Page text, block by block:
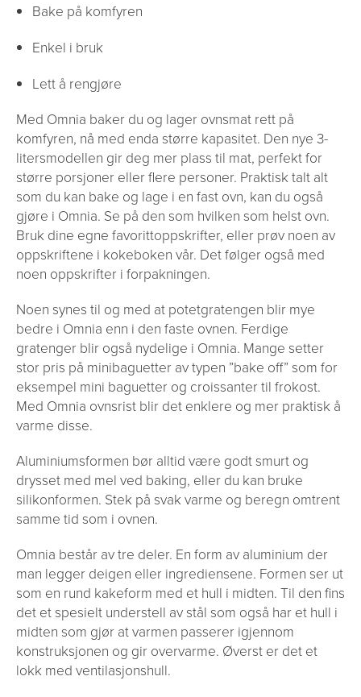
Bake på komfyren
Enkel i bruk
Lett å rengjøre
Med Omnia baker du og lager ovnsmat rett på
komfyren, nå med enda større kapasitet. Den nye 3-
litersmodellen gir deg mer plass til mat, perfekt for
større porsjoner eller flere personer. Praktisk talt alt
som du kan bake og lage i en fast ovn, kan du også
gjøre i Omnia. Se på den som hvilken som helst ovn.
Bruk dine egne favorittoppskrifter, eller prøv noen av
oppskriftene i kokeboken vår. Det følger også med
noen oppskrifter i forpakningen.
Noen synes til og med at potetgratengen blir mye
bedre i Omnia enn i den faste ovnen. Ferdige
gratenger blir også nydelige i Omnia. Mange setter
stor pris på minibaguetter av typen ”bake off” som for
eksempel mini baguetter og croissanter til frokost.
Med Omnia ovnsrist blir det enklere og mer praktisk å
varme disse.
Aluminiumsformen bør alltid være godt smurt og
drysset med mel ved baking, eller du kan bruke
silikonformen. Stek på svak varme og beregn omtrent
samme tid som i ovnen.
Omnia består av tre deler. En form av aluminium der
man legger deigen eller ingrediensene. Formen ser ut
som en rund kakeform med et hull i midten. Til den fins
det et spesielt understell av stål som også har et hull i
midten som gjør at varmen passerer igjennom
konstruksjonen og gir overvarme. Øverst er det et
lokk med ventilasjonshull.